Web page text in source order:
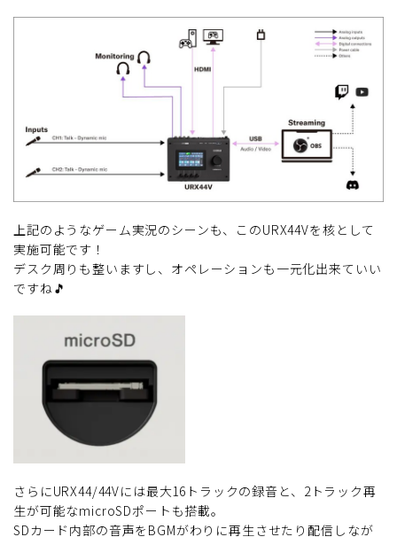
上記のようなゲーム実況のシーンも、このURX44Vを核として
実施可能です！
デスク周りも整いますし、オペレーションも一元化出来ていい
ですね🎵
さらにURX44/44Vには最大16トラックの録音と、2トラック再
生が可能なmicroSDポートも搭載。
SDカード内部の音声をBGMがわりに再生させたり配信しなが